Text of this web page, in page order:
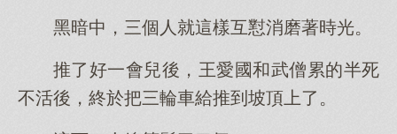
黑暗中，三個人就這樣互懟消磨著時光。
推了好一會兒後，王愛國和武僧累的半死
不活後，終於把三輪車給推到坡頂上了。